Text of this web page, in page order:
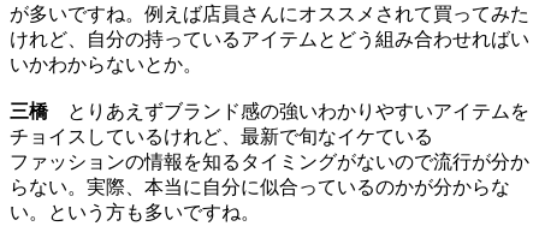
が多いですね。例えば店員さんにオススメされて買ってみた
けれど、自分の持っているアイテムとどう組み合わせればい
いかわからないとか。
三橋とりあえずブランド感の強いわかりやすいアイテムを
チョイスしているけれど、最新で旬なイケている
ファッションの情報を知るタイミングがないので流行が分か
らない。実際、本当に自分に似合っているのかが分からな
い。という方も多いですね。